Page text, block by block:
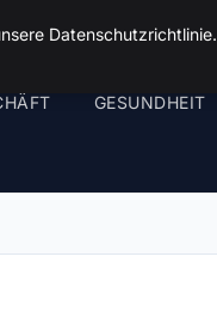
GESUNDHEIT
Datenschutzrichtlinie.